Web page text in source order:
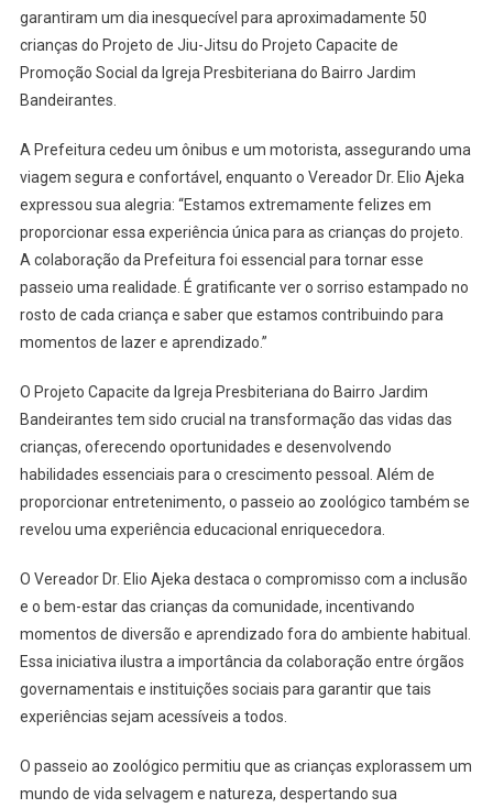
garantiram um dia inesquecível para aproximadamente 50
crianças do Projeto de Jiu-Jitsu do Projeto Capacite de
Promoção Social da Igreja Presbiteriana do Bairro Jardim
Bandeirantes.
A Prefeitura cedeu um ônibus e um motorista, assegurando uma
viagem segura e confortável, enquanto o Vereador Dr. Elio Ajeka
expressou sua alegria: “Estamos extremamente felizes em
proporcionar essa experiência única para as crianças do projeto.
A colaboração da Prefeitura foi essencial para tornar esse
passeio uma realidade. É gratificante ver o sorriso estampado no
rosto de cada criança e saber que estamos contribuindo para
momentos de lazer e aprendizado.”
O Projeto Capacite da Igreja Presbiteriana do Bairro Jardim
Bandeirantes tem sido crucial na transformação das vidas das
crianças, oferecendo oportunidades e desenvolvendo
habilidades essenciais para o crescimento pessoal. Além de
proporcionar entretenimento, o passeio ao zoológico também se
revelou uma experiência educacional enriquecedora.
O Vereador Dr. Elio Ajeka destaca o compromisso com a inclusão
e o bem-estar das crianças da comunidade, incentivando
momentos de diversão e aprendizado fora do ambiente habitual.
Essa iniciativa ilustra a importância da colaboração entre órgãos
governamentais e instituições sociais para garantir que tais
experiências sejam acessíveis a todos.
O passeio ao zoológico permitiu que as crianças explorassem um
mundo de vida selvagem e natureza, despertando sua